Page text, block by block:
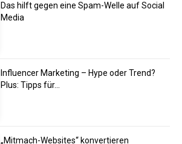
Das hilft gegen eine Spam-Welle auf Social
Media
Influencer Marketing – Hype oder Trend?
Plus: Tipps für...
„Mitmach-Websites“ konvertieren